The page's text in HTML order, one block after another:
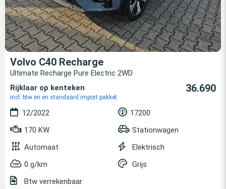
Volvo C40 Recharge
Ultimate Recharge Pure Electric 2WD
Rijklaar op kenteken
incl. btw en en standaard import pakket
36.690
12/2022
17200
170 KW
Stationwagen
Automaat
Elektrisch
0 g/km
Grijs
Btw verrekenbaar